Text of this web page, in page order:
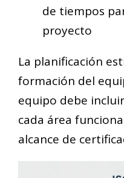
de tiempos
proyecto
La planificación
formación del
equipo debe
cada área
alcance de